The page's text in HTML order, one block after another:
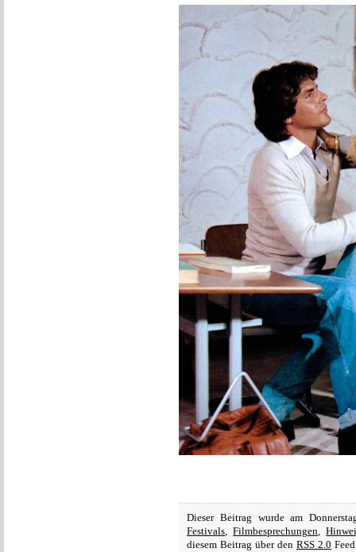
Dieser Beitrag wurde am
Festivals,Filmbesprechungen,
diesem Beitrag über den RSS 2.0